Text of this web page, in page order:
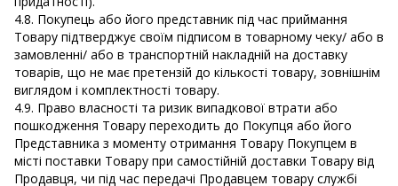
4.8. Покупець або його представник під час приймання
Товару підтверджує своїм підписом в товарному чеку/ або в
замовленні/ або в транспортній накладній на доставку
товарів, що не має претензій до кількості товару, зовнішнім
виглядом і комплектності товару.
4.9. Право власності та ризик випадкової втрати або
пошкодження Товару переходить до Покупця або його
Представника з моменту отримання Товару Покупцем в
місті поставки Товару при самостійній доставки Товару від
Продавця, чи під час передачі Продавцем товару службі